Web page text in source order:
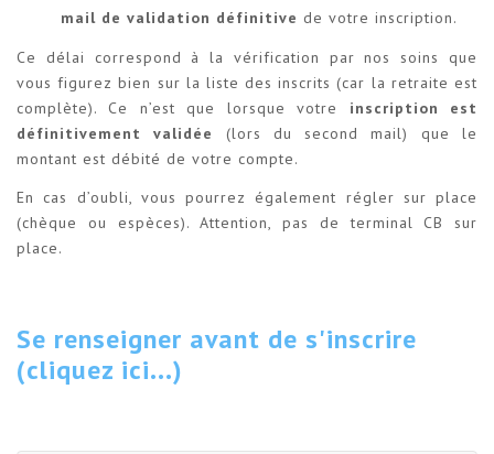
mail de validation définitive de votre inscription.
Ce délai correspond à la vérification par nos soins que
vous figurez bien sur la liste des inscrits (car la retraite est
complète). Ce n’est que lorsque votre inscription est
définitivement validée
(lors du second mail) que le
montant est débité de votre compte.
En cas d’oubli, vous pourrez également régler sur place
(chèque ou espèces). Attention, pas de terminal CB sur
place.
Se renseigner avant de s'inscrire
(cliquez ici...)